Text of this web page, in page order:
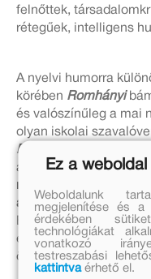
felnőttek,
rétegűek, intelligens
A nyelvi humorra
körében Romhányi
és valószínűleg a mai
olyan iskolai
Romhányi
aratva.A vers olyan
magyar nyelv előtt,
avatott kézzel,
Ennek a
és értéke van, ezért
örökzöldek maradnak
Ez a
Weboldalunk
megjelenítése és a
érdekében
technológiákat
vonatkozó
testreszabási
kattintvaérhető el.